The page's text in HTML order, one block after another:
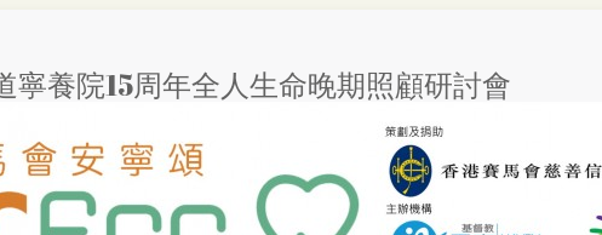
寧養院15周年全人生命晚期照顧研討會